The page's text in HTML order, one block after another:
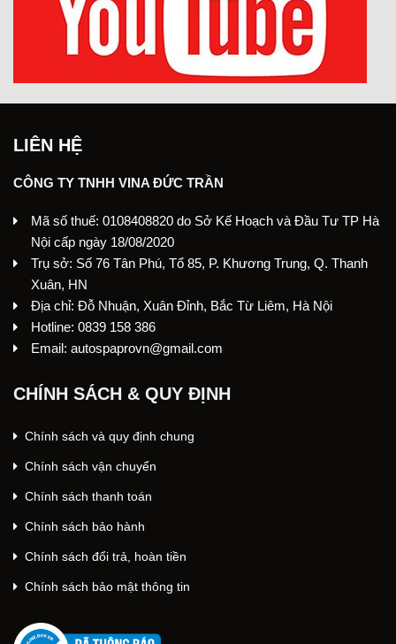
LIÊN HỆ
CÔNG TY TNHH VINA ĐỨC TRẦN
Mã số thuế: 0108408820 do Sở Kế Hoạch và Đầu Tư TP Hà
Nội cấp ngày 18/08/2020
Trụ sở: Số 76 Tân Phú, Tổ 85, P. Khương Trung, Q. Thanh
Xuân, HN
Địa chỉ: Đỗ Nhuận, Xuân Đỉnh, Bắc Từ Liêm, Hà Nội
Hotline: 0839 158 386
Email: autospaprovn@gmail.com
CHÍNH SÁCH & QUY ĐỊNH
Chính sách và quy định chung
Chính sách vận chuyển
Chính sách thanh toán
Chính sách bảo hành
Chính sách đổi trả, hoàn tiền
Chính sách bảo mật thông tin